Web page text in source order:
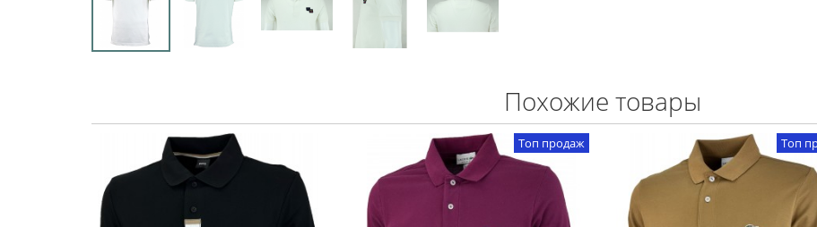
Похожие товары
Топ продаж Топ